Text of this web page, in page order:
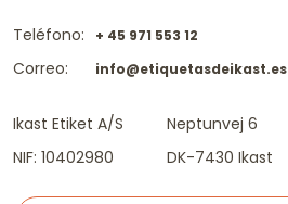
Teléfono:
Correo:
+ 45 971 553 12
info@etiquetasdeikast.es
Ikast Etiket A/S
NIF: 10402980
Neptunvej 6
DK-7430 Ikast